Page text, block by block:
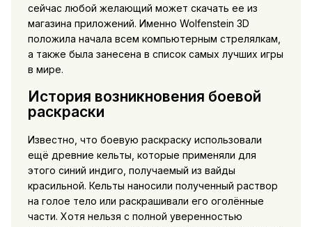
сейчас любой желающий может скачать ее из
магазина приложений. Именно Wolfenstein 3D
положила начала всем компьютерным стрелялкам,
а также была занесена в список самых лучших игры
в мире.
История возникновения боевой
раскраски
Известно, что боевую раскраску использовали
ещё древние кельты, которые применяли для
этого синий индиго, получаемый из вайды
красильной. Кельты наносили полученный раствор
на голое тело или раскрашивали его оголённые
части. Хотя нельзя с полной уверенностью